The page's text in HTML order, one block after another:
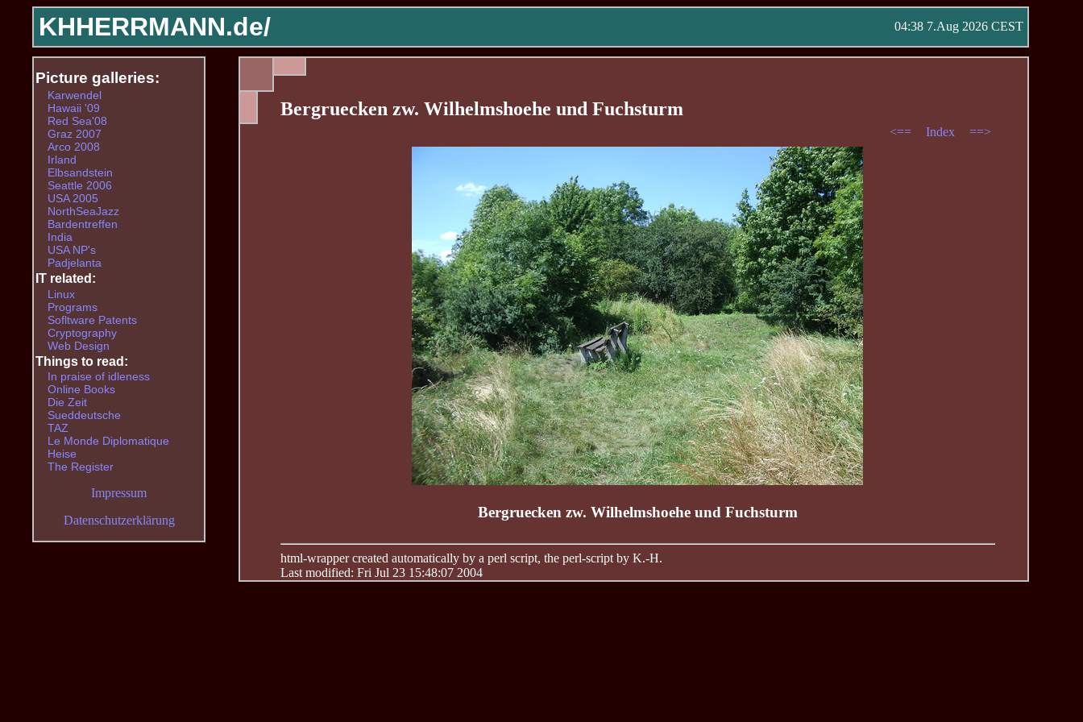
KHHERRMANN.de/ 04:38 7.Aug 2026 CEST
Bergruecken zw. Wilhelmshoehe und Fuchsturm
<== Index ==>
Bergruecken zw. Wilhelmshoehe und Fuchsturm
html-wrapper created automatically by a perl script, the perl-script by K.-H.
Last modified: Fri Jul 23 15:48:07 2004
Picture galleries:
Karwendel
Hawaii '09
Red Sea'08
Graz 2007
Arco 2008
Irland
Elbsandstein
Seattle 2006
USA 2005
NorthSeaJazz
Bardentreffen
India
USA NP's
Padjelanta
IT related:
Linux
Programs
Sofltware Patents
Cryptography
Web Design
Things to read:
In praise of idleness
Online Books
Die Zeit
Sueddeutsche
TAZ
Le Monde Diplomatique
Heise
The Register
Impressum
Datenschutzerklärung